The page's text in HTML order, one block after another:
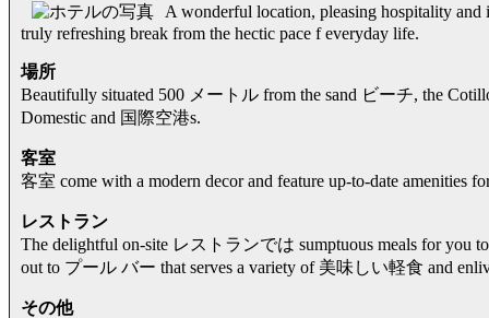
A wonderful location, pleasing hospitality
truly refreshing break from the hectic pace f everyday life.
場所
Beautifully situated 500 メートル from the sand ビーチ, the
Domestic and 国際空港s.
客室
客室 come with a modern decor and feature up-to-date amenities
レストラン
The delightful on-site レストランでは sumptuous meals for you
out to プール バー that serves a variety of 美味しい軽食 and
その他